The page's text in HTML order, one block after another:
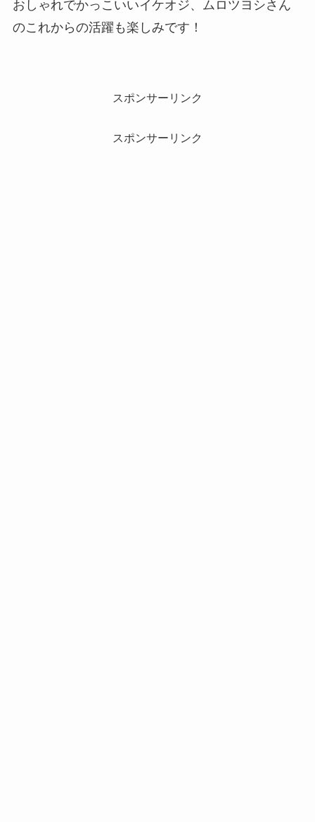
おしゃれでかっこいいイケオジ、ムロツヨシさん
のこれからの活躍も楽しみです！
スポンサーリンク
スポンサーリンク